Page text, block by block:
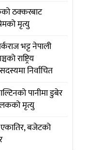
ठक्करबाट
मृत्यु
भट्ट नेपाली
राष्ट्रिय
निर्वाचित
पानीमा डुबेर
मृत्यु
एकातिर, बजेटको